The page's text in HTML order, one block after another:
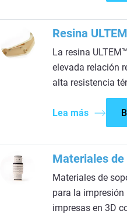
Resina
La resina
elevada relación
alta resistencia
Lea más
Materiales de
Materiales de
para la impresión
impresas en 3D